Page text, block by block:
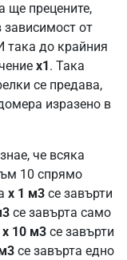
ще прецените,
от
така до крайния
х1. Така
се предава,
изразено в
че всяка
10 спрямо
х 1 м3 се завърти
се завърта само
х 10 м3 се завърти
се завърта едно